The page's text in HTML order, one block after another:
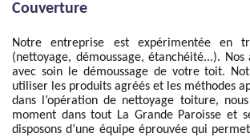
Couverture
Notre entreprise est expérimentée en
(nettoyage, démoussage, étanchéité...).
avec soin le démoussage de votre toit.
utiliser les produits agréés et les méthodes
dans l’opération de nettoyage toiture,
moment dans tout La Grande Paroisse et
disposons d’une équipe éprouvée qui